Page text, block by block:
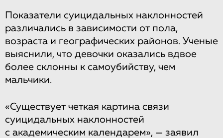
Показатели суицидальных наклонностей
различались в зависимости от пола,
возраста и географических районов. Ученые
выяснили, что девочки оказались вдвое
более склонны к самоубийству, чем
мальчики.
«Существует четкая картина связи
суицидальных наклонностей
с академическим календарем», — заявил